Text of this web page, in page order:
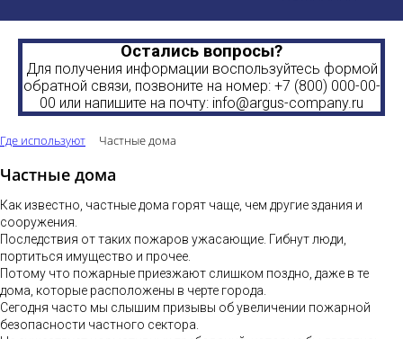
Остались вопросы?
Для получения информации воспользуйтесь формой
обратной связи, позвоните на номер: +7 (800) 000-00-
00 или напишите на почту: info@argus-company.ru
Где используют Частные дома
Частные дома
Как известно, частные дома горят чаще, чем другие здания и
сооружения.
Последствия от таких пожаров ужасающие. Гибнут люди,
портиться имущество и прочее.
Потому что пожарные приезжают слишком поздно, даже в те
дома, которые расположены в черте города.
Сегодня часто мы слышим призывы об увеличении пожарной
безопасности частного сектора.